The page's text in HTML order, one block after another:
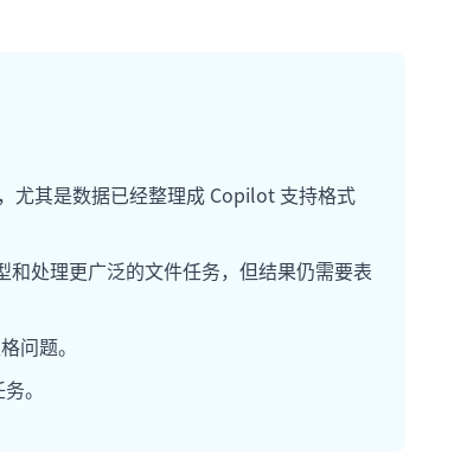
尤其是数据已经整理成 Copilot 支持格式
处理更广泛的文件任务，但结果仍需要表
问题。
。